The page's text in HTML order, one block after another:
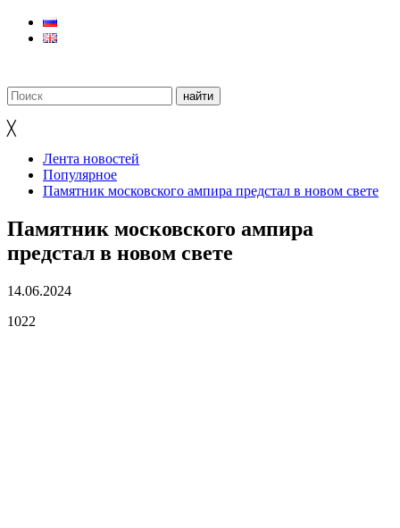
╳
Лента новостей
Популярное
Памятник московского ампира предстал в новом свете
Памятник московского ампира
предстал в новом свете
14.06.2024
1022